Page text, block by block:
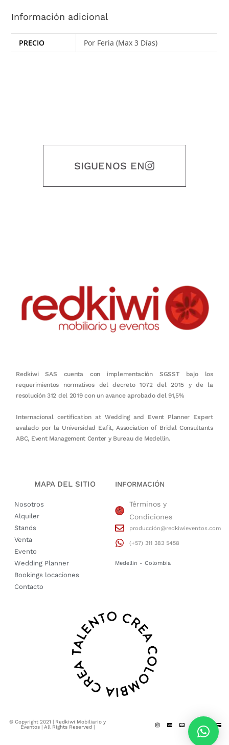
Información adicional
PRECIO Por Feria (Max 3 Días)
SIGUENOS EN
Redkiwi SAS cuenta con implementación SGSST bajo los
requerimientos normativos del decreto 1072 del 2015 y de la
resolución 312 del 2019 con un avance aprobado del 91,5%
Internacional certification at Wedding and Event Planner Expert
avalado por la Universidad Eafit, Association of Bridal Consultants
ABC, Event Management Center y Bureau de Medellín.
MAPA DEL SITIO
Nosotros
Alquiler
Stands
Venta
Evento
Wedding Planner
Bookings locaciones
Contacto
INFORMACIÓN
Términos y
Condiciones
producción@redkiwieventos.com
(+57) 311 383 5458
Medellin - Colombia
© Copyright 2021 | Redkiwi Mobiliario y
Eventos | All Rights Reserved |